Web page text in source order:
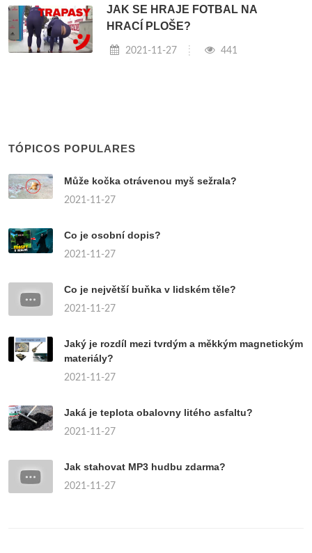
JAK SE HRAJE FOTBAL NA
HRACÍ PLOŠE?
2021-11-27 441
TÓPICOS POPULARES
Může kočka otrávenou myš sežrala?
2021-11-27
Co je osobní dopis?
2021-11-27
Co je největší buňka v lidském těle?
2021-11-27
Jaký je rozdíl mezi tvrdým a měkkým magnetickým
materiály?
2021-11-27
Jaká je teplota obalovny litého asfaltu?
2021-11-27
Jak stahovat MP3 hudbu zdarma?
2021-11-27